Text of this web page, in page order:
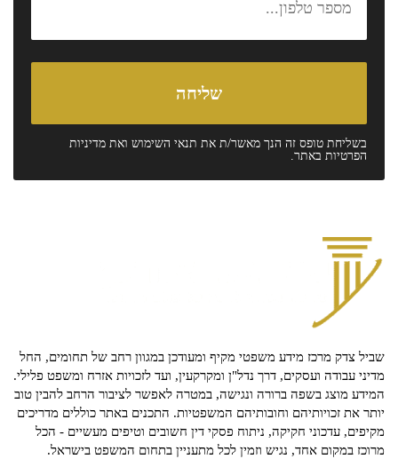
בשליחת טופס זה הנך מאשר/ת את תנאי השימוש ואת מדיניות
הפרטיות באתר.
שביל צדק מרכז מידע משפטי מקיף ומעודכן במגוון רחב של תחומים, החל
מדיני עבודה ועסקים, דרך נדל"ן ומקרקעין, ועד לזכויות אזרח ומשפט פלילי.
המידע מוצג בשפה ברורה ונגישה, במטרה לאפשר לציבור הרחב להבין טוב
יותר את זכויותיהם וחובותיהם המשפטיות. התכנים באתר כוללים מדריכים
מקיפים, עדכוני חקיקה, ניתוח פסקי דין חשובים וטיפים מעשיים - הכל
מרוכז במקום אחד, נגיש וזמין לכל מתעניין בתחום המשפט בישראל.